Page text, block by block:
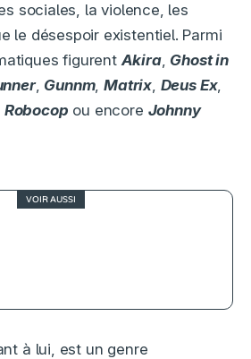
sociales, la violence, les
le désespoir existentiel. Parmi
figurentAkira, Ghost in
, Gunnm,Matrix, Deus Ex,
Robocop ou encore Johnny
VOIR AUSSI
à lui, est un genre